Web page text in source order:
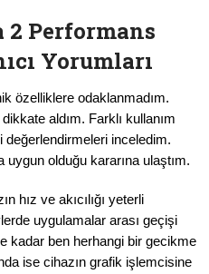
Performans
Yorumları
özelliklere odaklanmadım.
aldım. Farklı kullanım
değerlendirmeleri inceledim.
uygun olduğu kararına ulaştım.
hız ve akıcılığı yeterli
uygulamalar arası geçişi
kadar ben herhangi bir gecikme
ise cihazın grafik işlemcisine